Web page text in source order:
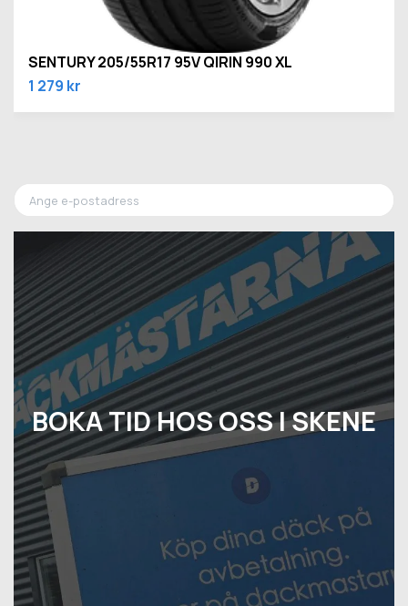
BOKA TID HOS OSS I SKENE
SENTURY 205/55R17 95V QIRIN 990 XL
1 279 kr